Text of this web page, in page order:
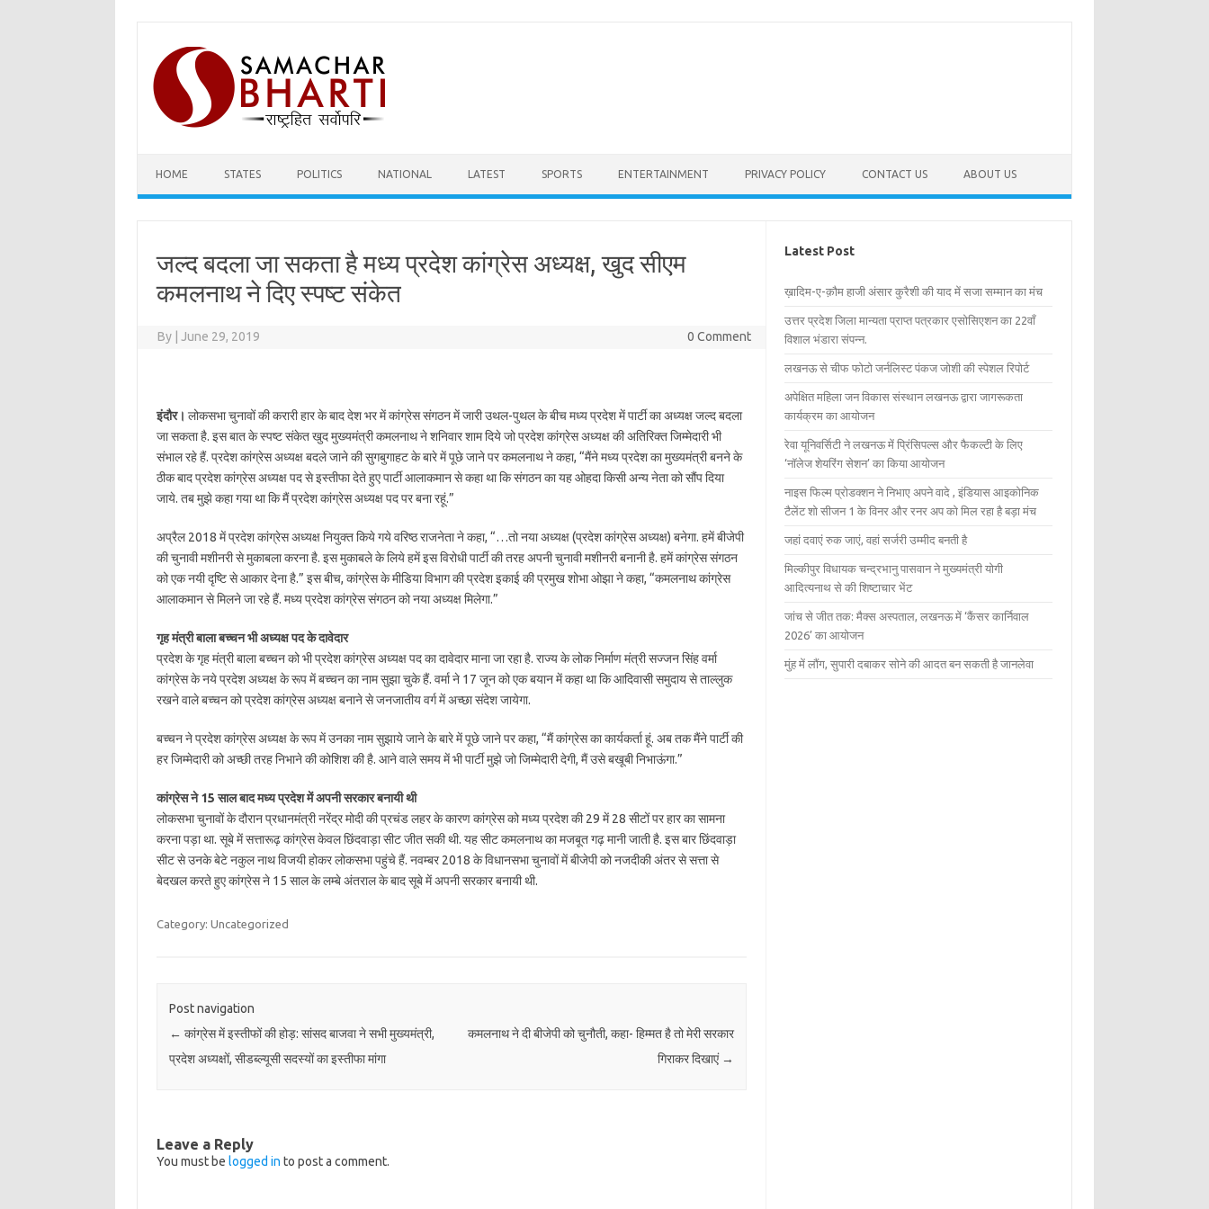
content
HOME STATES POLITICS NATIONAL LATEST SPORTS ENTERTAINMENT PRIVACY POLICY CONTACT US ABOUT US
जल्द बदला जा सकता है मध्य प्रदेश कांग्रेस अध्यक्ष, खुद सीएम
कमलनाथ ने दिए स्पष्ट संकेत
By June 29, 2019 0 Comment
इंदौर। लोकसभा चुनावों की करारी हार के बाद देश भर में कांग्रेस संगठन में जारी उथल-पुथल के बीच मध्य प्रदेश में पार्टी का अध्यक्ष जल्द बदला
जा सकता है. इस बात के स्पष्ट संकेत खुद मुख्यमंत्री कमलनाथ ने शनिवार शाम दिये जो प्रदेश कांग्रेस अध्यक्ष की अतिरिक्त जिम्मेदारी भी
संभाल रहे हैं. प्रदेश कांग्रेस अध्यक्ष बदले जाने की सुगबुगाहट के बारे में पूछे जाने पर कमलनाथ ने कहा, “मैंने मध्य प्रदेश का मुख्यमंत्री बनने के
ठीक बाद प्रदेश कांग्रेस अध्यक्ष पद से इस्तीफा देते हुए पार्टी आलाकमान से कहा था कि संगठन का यह ओहदा किसी अन्य नेता को सौंप दिया
जाये. तब मुझे कहा गया था कि मैं प्रदेश कांग्रेस अध्यक्ष पद पर बना रहूं.”
अप्रैल 2018 में प्रदेश कांग्रेस अध्यक्ष नियुक्त किये गये वरिष्ठ राजनेता ने कहा, “…तो नया अध्यक्ष (प्रदेश कांग्रेस अध्यक्ष) बनेगा. हमें बीजेपी
की चुनावी मशीनरी से मुकाबला करना है. इस मुकाबले के लिये हमें इस विरोधी पार्टी की तरह अपनी चुनावी मशीनरी बनानी है. हमें कांग्रेस संगठन
को एक नयी दृष्टि से आकार देना है.” इस बीच, कांग्रेस के मीडिया विभाग की प्रदेश इकाई की प्रमुख शोभा ओझा ने कहा, “कमलनाथ कांग्रेस
आलाकमान से मिलने जा रहे हैं. मध्य प्रदेश कांग्रेस संगठन को नया अध्यक्ष मिलेगा.”
गृह मंत्री बाला बच्चन भी अध्यक्ष पद के दावेदार
प्रदेश के गृह मंत्री बाला बच्चन को भी प्रदेश कांग्रेस अध्यक्ष पद का दावेदार माना जा रहा है. राज्य के लोक निर्माण मंत्री सज्जन सिंह वर्मा
कांग्रेस के नये प्रदेश अध्यक्ष के रूप में बच्चन का नाम सुझा चुके हैं. वर्मा ने 17 जून को एक बयान में कहा था कि आदिवासी समुदाय से ताल्लुक
रखने वाले बच्चन को प्रदेश कांग्रेस अध्यक्ष बनाने से जनजातीय वर्ग में अच्छा संदेश जायेगा.
बच्चन ने प्रदेश कांग्रेस अध्यक्ष के रूप में उनका नाम सुझाये जाने के बारे में पूछे जाने पर कहा, “मैं कांग्रेस का कार्यकर्ता हूं. अब तक मैंने पार्टी की
हर जिम्मेदारी को अच्छी तरह निभाने की कोशिश की है. आने वाले समय में भी पार्टी मुझे जो जिम्मेदारी देगी, मैं उसे बखूबी निभाऊंगा.”
कांग्रेस ने 15 साल बाद मध्य प्रदेश में अपनी सरकार बनायी थी
लोकसभा चुनावों के दौरान प्रधानमंत्री नरेंद्र मोदी की प्रचंड लहर के कारण कांग्रेस को मध्य प्रदेश की 29 में 28 सीटों पर हार का सामना
करना पड़ा था. सूबे में सत्तारूढ़ कांग्रेस केवल छिंदवाड़ा सीट जीत सकी थी. यह सीट कमलनाथ का मजबूत गढ़ मानी जाती है. इस बार छिंदवाड़ा
सीट से उनके बेटे नकुल नाथ विजयी होकर लोकसभा पहुंचे हैं. नवम्बर 2018 के विधानसभा चुनावों में बीजेपी को नजदीकी अंतर से सत्ता से
बेदखल करते हुए कांग्रेस ने 15 साल के लम्बे अंतराल के बाद सूबे में अपनी सरकार बनायी थी.
Category: Uncategorized
Post navigation
← कांग्रेस में इस्तीफों की होड़: सांसद बाजवा ने सभी मुख्यमंत्री,
प्रदेश अध्यक्षों, सीडब्ल्यूसी सदस्यों का इस्तीफा मांगा
कमलनाथ ने दी बीजेपी को चुनौती, कहा- हिम्मत है तो मेरी सरकार
गिराकर दिखाएं →
Leave a Reply
You must be logged in to post a comment.
Latest Post
ख़ादिम-ए-क़ौम हाजी अंसार कुरैशी की याद में सजा सम्मान का मंच
उत्तर प्रदेश जिला मान्यता प्राप्त पत्रकार एसोसिएशन का 22वाँ
विशाल भंडारा संपन्न.
लखनऊ से चीफ फोटो जर्नलिस्ट पंकज जोशी की स्पेशल रिपोर्ट
अपेक्षित महिला जन विकास संस्थान लखनऊ द्वारा जागरूकता
कार्यक्रम का आयोजन
रेवा यूनिवर्सिटी ने लखनऊ में प्रिंसिपल्स और फैकल्टी के लिए
‘नॉलेज शेयरिंग सेशन’ का किया आयोजन
नाइस फिल्म प्रोडक्शन ने निभाए अपने वादे , इंडियास आइकोनिक
टैलेंट शो सीजन 1 के विनर और रनर अप को मिल रहा है बड़ा मंच
जहां दवाएं रुक जाएं, वहां सर्जरी उम्मीद बनती है
मिल्कीपुर विधायक चन्द्रभानु पासवान ने मुख्यमंत्री योगी
आदित्यनाथ से की शिष्टाचार भेंट
जांच से जीत तक: मैक्स अस्पताल, लखनऊ में ‘कैंसर कार्निवाल
2026’ का आयोजन
मुंह में लौंग, सुपारी दबाकर सोने की आदत बन सकती है जानलेवा